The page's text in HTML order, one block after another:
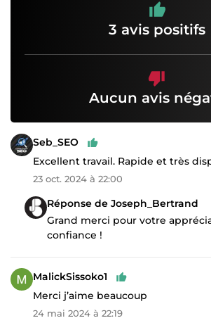
3 avis positifs
Aucun avis
Seb_SEO
Excellent travail. Rapide et très
23 oct. 2024 à 22:00
Réponse de Joseph_Bertrand
Grand merci pour votre
confiance !
MalickSissoko1
Merci j’aime beaucoup
24 mai 2024 à 22:19